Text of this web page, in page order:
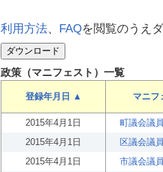
利用方法、 FAQを閲覧のうえ
政策（マニフェスト）一覧
登録年月日 ▲ マニフ
2015年4月1日
町議会議
2015年4月1日
区議会議
2015年4月1日
市議会議